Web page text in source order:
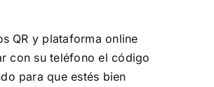
QR y plataforma online
con su teléfono el código
para que estés bien